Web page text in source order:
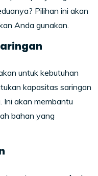
Pilihan ini akan
Anda gunakan.
untuk kebutuhan
kapasitas saringan
Ini akan membantu
bahan yang